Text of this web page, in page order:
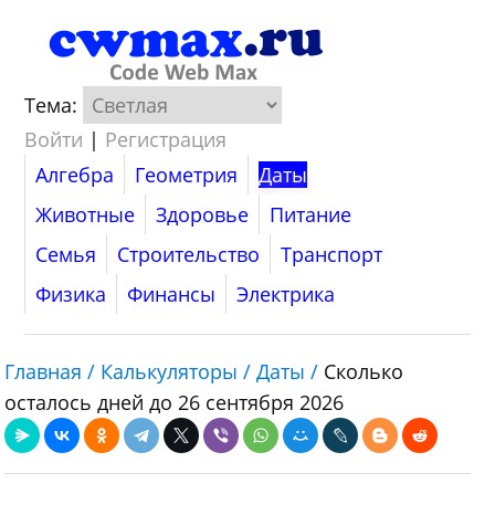
Тема:
Войти | Регистрация
Алгебра
Геометрия
Даты
Животные
Здоровье
Питание
Семья
Строительство
Транспорт
Физика
Финансы Электрика
Главная / Калькуляторы /Даты / Сколько
осталось дней до 26 сентября 2026